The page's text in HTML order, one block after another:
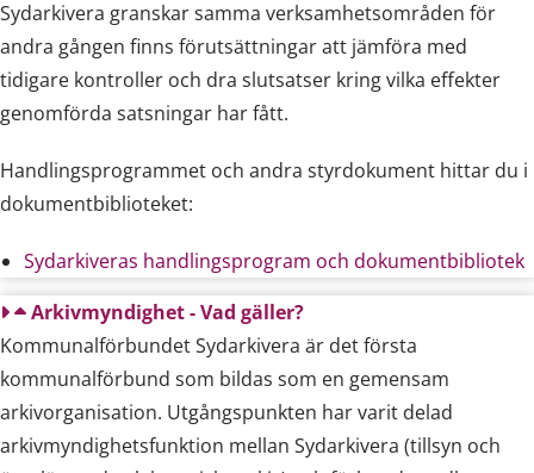
Sydarkivera granskar samma verksamhetsområden för
andra gången finns förutsättningar att jämföra med
tidigare kontroller och dra slutsatser kring vilka effekter
genomförda satsningar har fått.
Handlingsprogrammet och andra styrdokument hittar du i
dokumentbiblioteket:
Sydarkiveras handlingsprogram och dokumentbibliotek
Arkivmyndighet - Vad gäller?
Kommunalförbundet Sydarkivera är det första
kommunalförbund som bildas som en gemensam
arkivorganisation. Utgångspunkten har varit delad
arkivmyndighetsfunktion mellan Sydarkivera (tillsyn och